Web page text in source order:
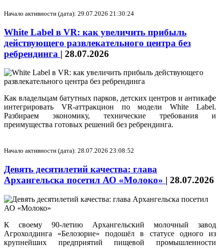
Начало активности (дата): 29.07.2026 21:30:24
White Label в VR: как увеличить прибыль
действующего развлекательного центра без
ребрендинга | 28.07.2026
Как владельцам батутных парков, детских центров и антикафе
интегрировать VR-аттракцион по модели White Label.
Разбираем экономику, технические требования и
преимущества готовых решений без ребрендинга.
Начало активности (дата): 28.07.2026 23:08:52
Девять десятилетий качества: глава
Архангельска посетил АО «Молоко» | 28.07.2026
К своему 90-летию Архангельский молочный завод
Агрохолдинга «Белозорие» подошёл в статусе одного из
крупнейших предприятий пищевой промышленности